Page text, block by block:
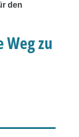
den
Weg zu